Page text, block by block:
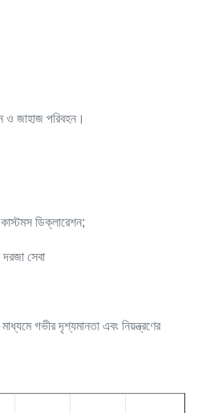
ও জাহাজ পরিবহন।
কাস্টমস ডিক্লারেশন;
সেবা
গভীর দৃশ্যমানতা এবং নিয়ন্ত্রণের